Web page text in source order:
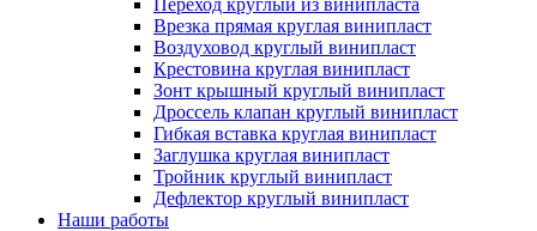
Врезка прямая круглая винипласт
Воздуховод круглый винипласт
Крестовина круглая винипласт
Зонт крышный круглый винипласт
Дроссель клапан круглый винипласт
Гибкая вставка круглая винипласт
Заглушка круглая винипласт
Тройник круглый винипласт
Дефлектор круглый винипласт
Наши работы